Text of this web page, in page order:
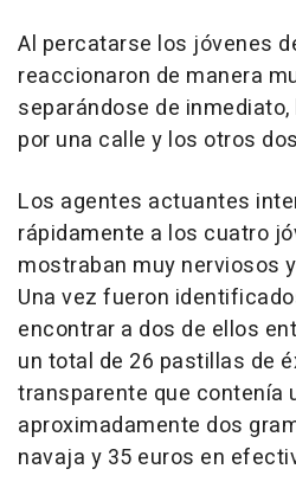
Al percatarse los jóvenes
reaccionaron de manera
separándose de
por una calle y los otros
Los agentes actuantes
rápidamente a los cuatro
mostraban muy nerviosos
Una vez fueron
encontrar a dos de ellos
un total de 26 pastillas de
transparente que contenía
aproximadamente dos
navaja y 35 euros en